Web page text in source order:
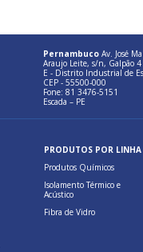
Pernambuco Av. José
Araujo Leite, s/n, Galpão 4
E - Distrito Industrial de
CEP - 55500-000
Fone: 81 3476-5151
Escada – PE
PRODUTOS POR LINHA
Produtos Químicos
Isolamento Térmico e
Acústico
Fibra de Vidro